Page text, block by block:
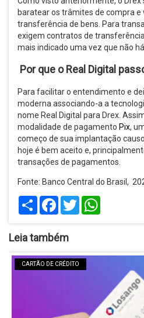
baratear os trâmites de compra e
transferência de bens. Para
exigem contratos de
mais indicado uma vez que não
Por que o Real Digital
Para facilitar o entendimento e
moderna associando-a a
nome Real Digital para Drex.
modalidade de pagamento Pix,
começo de sua implantação
hoje é bem aceito e,
transações de pagamentos.
Fonte: Banco Central do Brasil,
Share Facebook
Twitter
Leia também
CARTÃO DE CRÉDITO